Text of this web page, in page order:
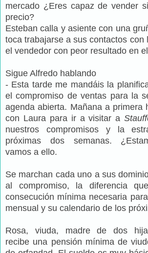
mercado ¿Eres capaz de vender
precio?
Esteban calla y asiente con una
toca trabajarse a sus contactos con
el vendedor con peor resultado en
Sigue Alfredo hablando
- Esta tarde me mandáis la
el compromiso de ventas para la
agenda abierta. Mañana a primera
con Laura para ir a visitar a
nuestros compromisos y la
próximas dos semanas.
vamos a ello.
Se marchan cada uno a sus
al compromiso, la diferencia
consecución mínima necesaria
mensual y su calendario de los
Rosa, viuda, madre de dos
recibe una pensión mínima de